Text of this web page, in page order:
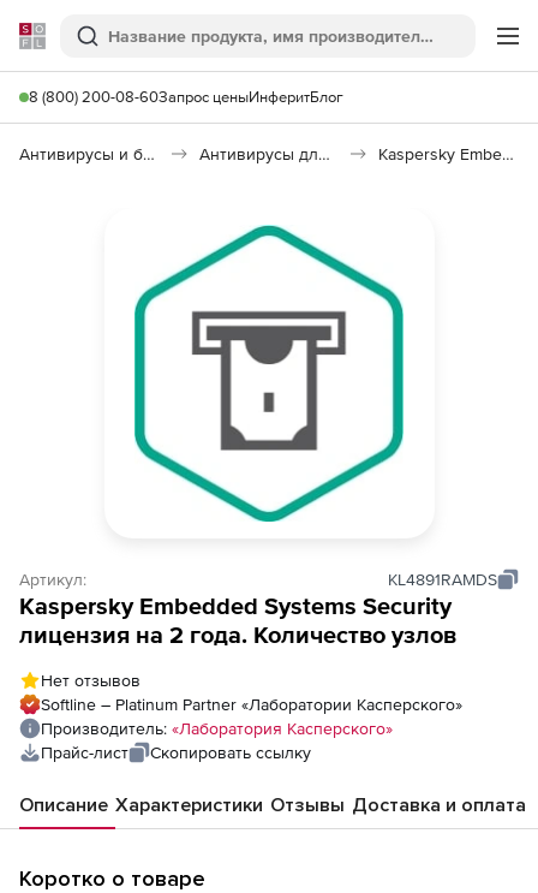
Softline
Поиск
8 (800) 200-08-60Запрос ценыИнферитБлог
Антивирусы и безопасность Антивирусы для организаций Kaspersky Embedded Systems Security
Артикул: KL4891RAMDS
Kaspersky Embedded Systems Security
лицензия на 2 года. Количество узлов
Нет отзывов
Softline – Platinum Partner «Лаборатории Касперского»
Производитель: «Лаборатория Касперского»
Прайс-лист
Скопировать ссылку
Описание Характеристики Отзывы Доставка и оплата
Коротко о товаре